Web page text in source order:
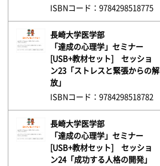
ISBNコード：9784298518775
長崎大学医学部
「達成の心理学」セミナー
[USB+教材セット] セッショ
ン23「ストレスと緊張からの解
放」
ISBNコード：9784298518782
長崎大学医学部
「達成の心理学」セミナー
[USB+教材セット] セッショ
ン24「成功する人格の開発」